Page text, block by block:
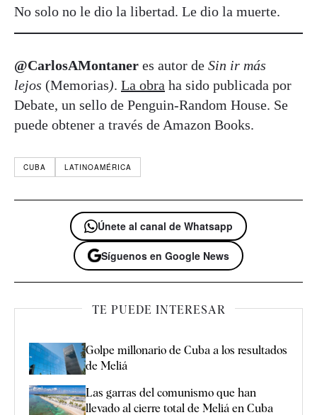
No solo no le dio la libertad. Le dio la muerte.
@CarlosAMontaner es autor de Sin ir más
lejos (Memorias). La obra ha sido publicada por
Debate, un sello de Penguin-Random House. Se
puede obtener a través de Amazon Books.
CUBA LATINOAMÉRICA
Únete al canal de Whatsapp
Síguenos en Google News
TE PUEDE INTERESAR
Golpe millonario de Cuba a los resultados
de Meliá
Las garras del comunismo que han
llevado al cierre total de Meliá en Cuba